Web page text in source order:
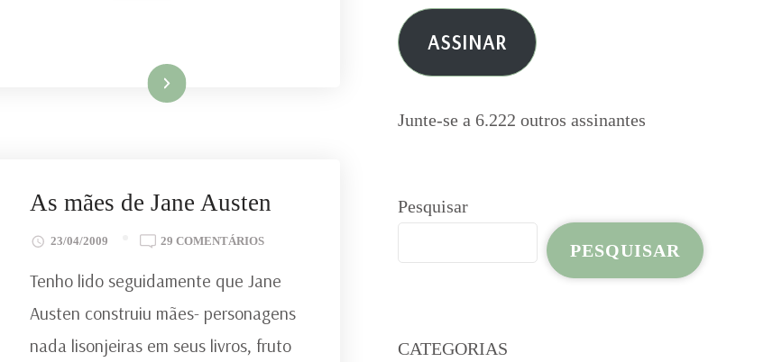
Ler mais
As mães de Jane Austen
23/04/2009 29 COMENTÁRIOSEM
MÃES
JANE
AUSTEN
Tenho lido seguidamente que Jane
Austen construiu mães- personagens
nada lisonjeiras em seus livros, fruto
e-
mail ASSINAR
Junte-se a 6.222 outros assinantes
Pesquisar
PESQUISAR
CATEGORIAS